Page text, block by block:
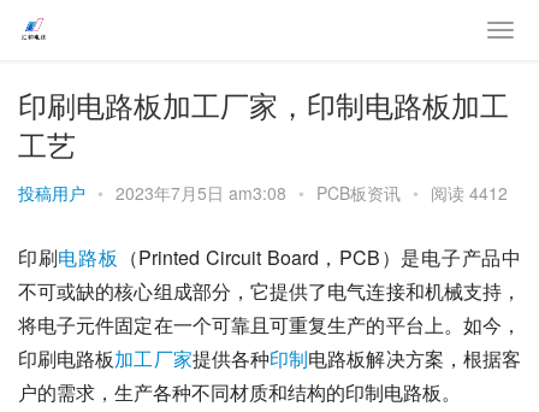
印刷电路板加工厂家，印制电路板加工
工艺
投稿用户 • 2023年7月5日 am3:08 • PCB板资讯 • 阅读 4412
印刷电路板 （Printed Circuit Board，PCB）是电子产品中
不可或缺的核心组成部分，它提供了电气连接和机械支持，
将电子元件固定在一个可靠且可重复生产的平台上。如今，
印刷电路板加工厂家提供各种印制电路板解决方案，根据客
户的需求，生产各种不同材质和结构的印制电路板。